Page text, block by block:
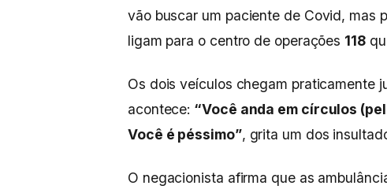
vão buscar um paciente de Covid, mas
ligam para o centro de operações 118
Os dois veículos chegam praticamente
acontece: “Você anda em círculos
Você é péssimo”, grita um dos
O negacionista afirma que as